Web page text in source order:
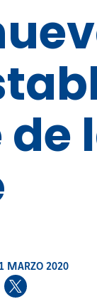
de
MARZO 2020